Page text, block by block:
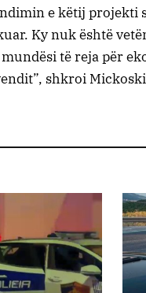
e këtij projekti
Ky nuk është
të reja për
shkroi